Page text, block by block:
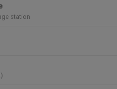
station